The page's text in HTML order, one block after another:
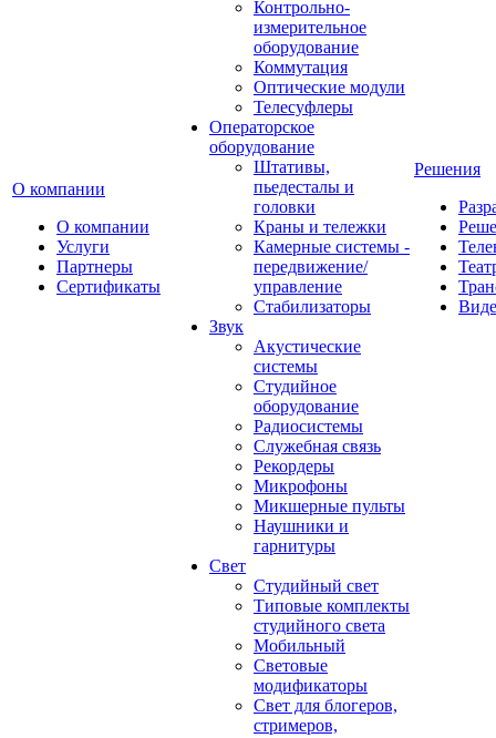
О компании
О компании
Услуги
Партнеры
Сертификаты
Контрольно-
измерительное
оборудование
Коммутация
Оптические модули
Телесуфлеры
Операторское
оборудование
Штативы,
пьедесталы и
головки
Краны и тележки
Камерные системы -
передвижение/
управление
Стабилизаторы
Звук
Акустические
системы
Студийное
оборудование
Радиосистемы
Служебная связь
Рекордеры
Микрофоны
Микшерные пульты
Наушники и
гарнитуры
Свет
Студийный свет
Типовые комплекты
студийного света
Мобильный
Световые
модификаторы
Свет для блогеров,
стримеров,
Решения